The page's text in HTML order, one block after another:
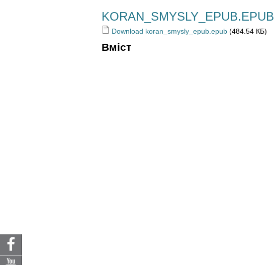
тут
KORAN_SMYSLY_EPUB.EPUB
Download koran_smysly_epub.epub (484.54 КБ)
Вміст